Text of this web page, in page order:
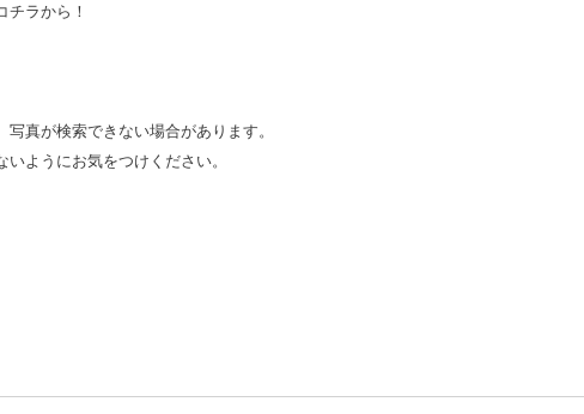
チラから！
写真が検索できない場合があります。
いようにお気をつけください。